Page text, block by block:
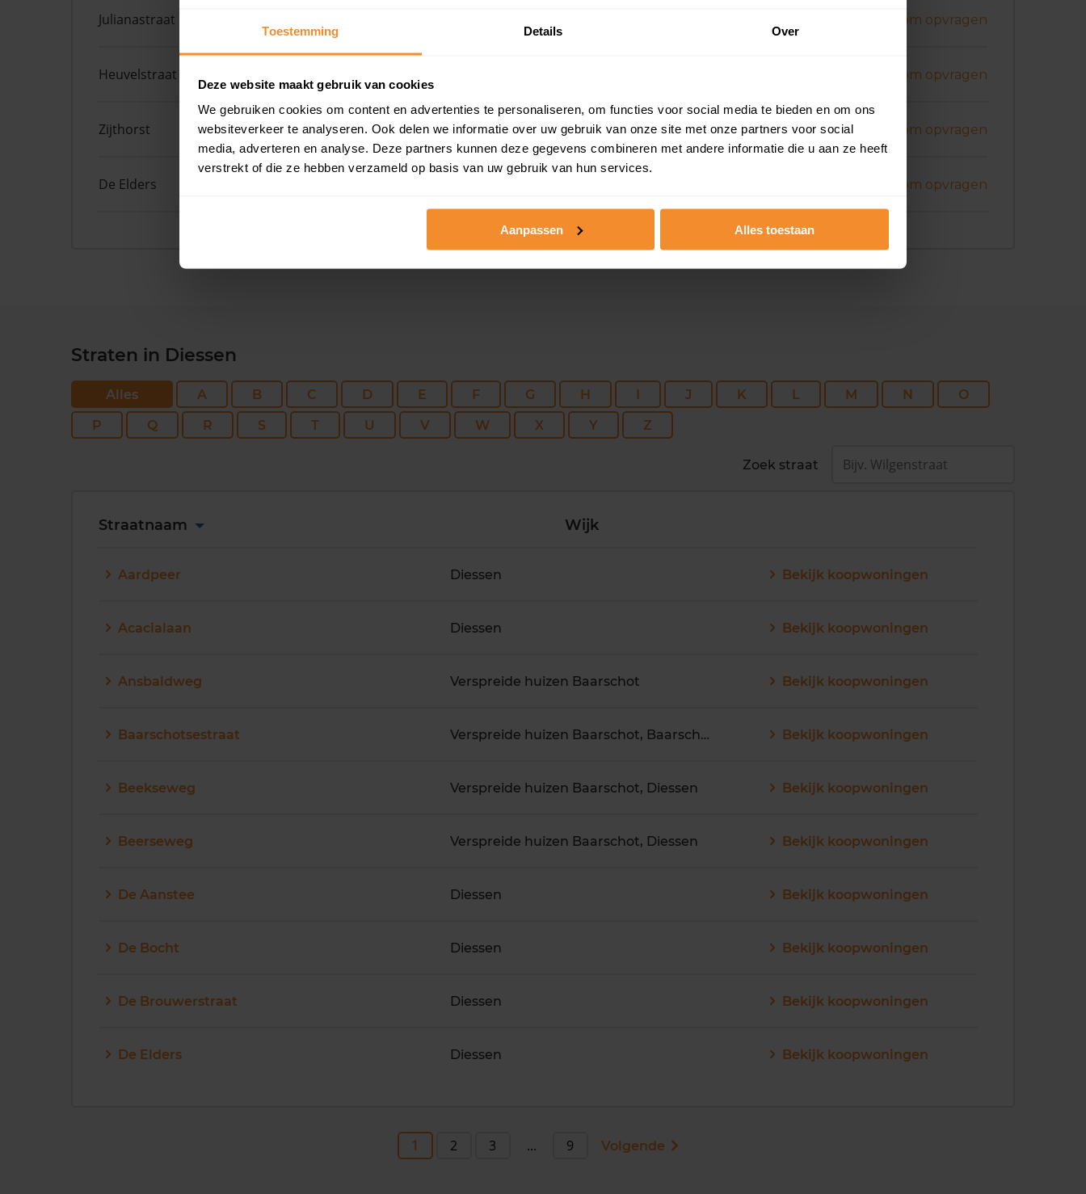
Toestemming Details Over
Deze website maakt gebruik van cookies
We gebruiken cookies om content en advertenties te personaliseren, om functies voor social media te bieden en om ons
websiteverkeer te analyseren. Ook delen we informatie over uw gebruik van onze site met onze partners voor social
media, adverteren en analyse. Deze partners kunnen deze gegevens combineren met andere informatie die u aan ze heeft
verstrekt of die ze hebben verzameld op basis van uw gebruik van hun services.
Aanpassen Alles toestaan
Julianastraat Koopsom opvragen
Heuvelstraat Koopsom opvragen
Zijthorst 21 174 m2 258 m2 03 juni 2026 Koopsom opvragen
De Elders Koopsom opvragen
Straten in Diessen
Alles A B C D E F G H I J K L M N
O
P
Q R S T U V W X Y Z
Zoek straat
Straatnaam Wijk
Aardpeer Diessen Bekijk koopwoningen
Acacialaan Diessen Bekijk koopwoningen
Ansbaldweg Verspreide huizen Baarschot Bekijk koopwoningen
Baarschotsestraat Verspreide huizen Baarschot, Baarschot Bekijk koopwoningen
Beekseweg Verspreide huizen Baarschot, Diessen Bekijk koopwoningen
Beerseweg Verspreide huizen Baarschot, Diessen Bekijk koopwoningen
De Aanstee Diessen Bekijk koopwoningen
De Bocht Diessen Bekijk koopwoningen
De Brouwerstraat Diessen Bekijk koopwoningen
De Elders Diessen Bekijk koopwoningen
1 2 3 ... 9 Volgende